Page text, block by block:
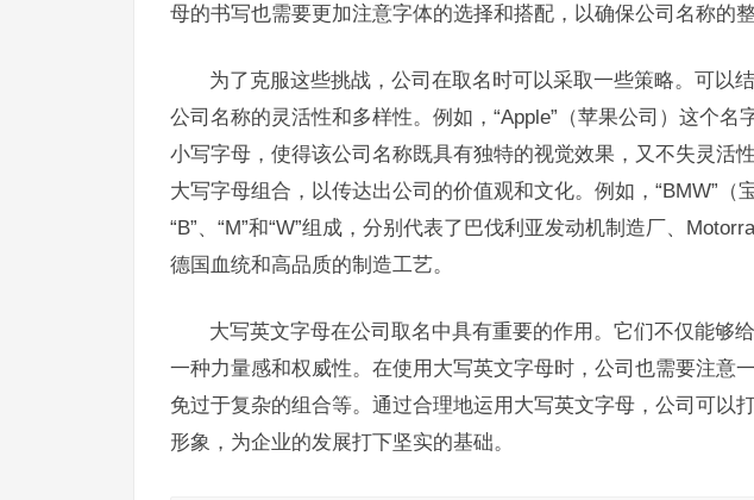
母的书写也需要更加注意字体的选择和搭配，以确保公司名称的
为了克服这些挑战，公司在取名时可以采取一些策略。可以
公司名称的灵活性和多样性。例如，“Apple”（苹果公司）这个名
小写字母，使得该公司名称既具有独特的视觉效果，又不失灵活
大写字母组合，以传达出公司的价值观和文化。例如，“BMW”（
“B”、“M”和“W”组成，分别代表了巴伐利亚发动机制造厂、
德国血统和高品质的制造工艺。
大写英文字母在公司取名中具有重要的作用。它们不仅能够
一种力量感和权威性。在使用大写英文字母时，公司也需要注意
免过于复杂的组合等。通过合理地运用大写英文字母，公司可以
形象，为企业的发展打下坚实的基础。